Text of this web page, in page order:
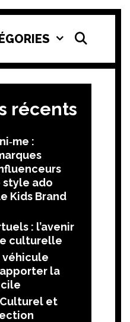
récents
:
style ado
Kids Brand
: l’avenir
culturelle
véhicule
la
et